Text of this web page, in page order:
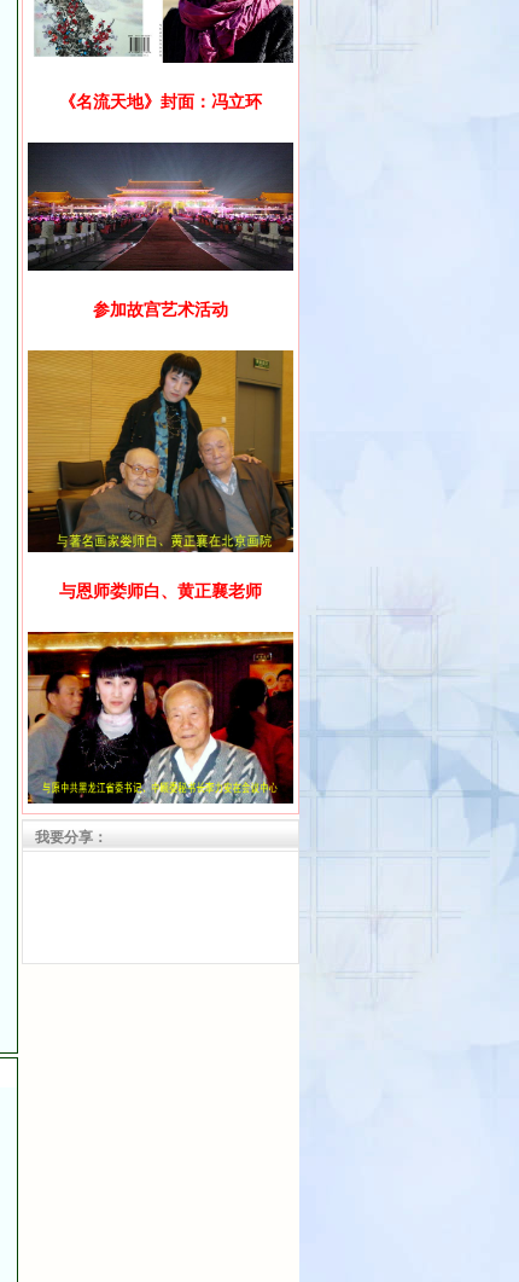
《名流天地》封面：冯立环
参加故宫艺术活动
与恩师娄师白、黄正襄老师
与黑龙江省委书记李力安
我要分享：